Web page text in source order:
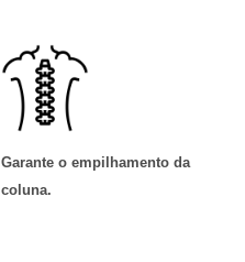
Garante o empilhamento da
coluna.